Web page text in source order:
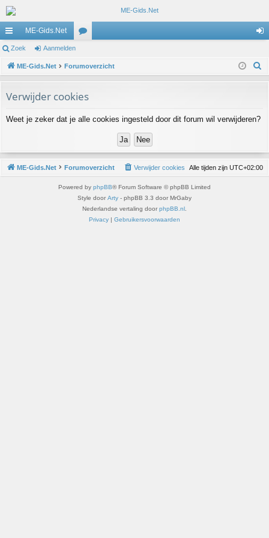
ne
lle
ks
ME-Gids.Net
u
s
m
n
Zoek Aanmelden
ME-Gids.Net Forumoverzicht
Verwijder cookies
Weet je zeker dat je alle cookies ingesteld door dit forum wil verwijderen?
ME-Gids.Net Forumoverzicht Alle tijden zijn UTC+02:00
Verwijder cookies
Powered by phpBB® Forum Software © phpBB Limited
Style door Arty - phpBB 3.3 door MrGaby
Nederlandse vertaling door phpBB.nl
Privacy | Gebruikersvoorwaarden